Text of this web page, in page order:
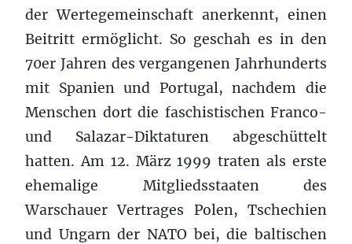
der Wertegemeinschaft anerkennt, einen
Beitritt ermöglicht. So geschah es in den
70er Jahren des vergangenen Jahrhunderts
mit Spanien und Portugal, nachdem die
Menschen dort die faschistischen Franco-
und Salazar-Diktaturen abgeschüttelt
hatten. Am 12. März 1999 traten als erste
ehemalige Mitgliedsstaaten des
Warschauer Vertrages Polen, Tschechien
und Ungarn der NATO bei, die baltischen